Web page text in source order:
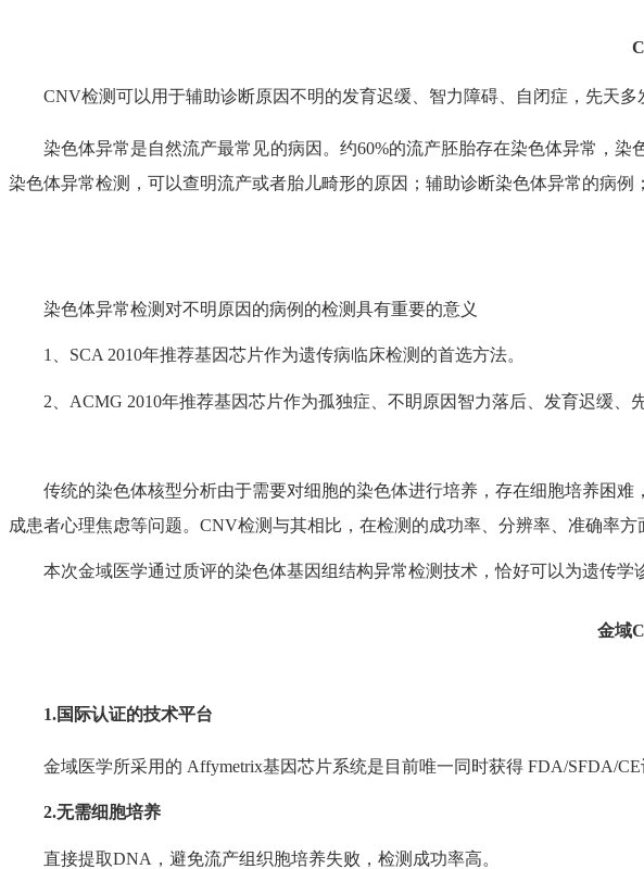
CNV检测可以用于辅助诊断原因不明的发育迟缓、智力障碍、自闭症，先天多
染色体异常是自然流产最常见的病因。约60%的流产胚胎存在染色体异常，染
染色体异常检测，可以查明流产或者胎儿畸形的原因；辅助诊断染色体异常的病例
染色体异常检测对不明原因的病例的检测具有重要的意义
1、SCA 2010年推荐基因芯片作为遗传病临床检测的首选方法。
2、ACMG 2010年推荐基因芯片作为孤独症、不眀原因智力落后、发育迟缓、
传统的染色体核型分析由于需要对细胞的染色体进行培养，存在细胞培养困难
成患者心理焦虑等问题。CNV检测与其相比，在检测的成功率、分辨率、准确率方
本次金域医学通过质评的染色体基因组结构异常检测技术，恰好可以为遗传学
金域
1.国际认证的技术平台
金域医学所采用的 Affymetrix基因芯片系统是目前唯一同时获得 FDA/SFDA/CE
2.无需细胞培养
直接提取DNA，避免流产组织胞培养失败，检测成功率高。